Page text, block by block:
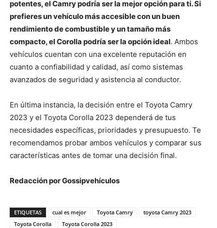
potentes, el Camry podría ser la mejor opción para ti. Si
prefieres un vehículo más accesible con un buen
rendimiento de combustible y un tamaño más
compacto, el Corolla podría ser la opción ideal. Ambos
vehículos cuentan con una excelente reputación en
cuanto a confiabilidad y calidad, así como sistemas
avanzados de seguridad y asistencia al conductor.
En última instancia, la decisión entre el Toyota Camry
2023 y el Toyota Corolla 2023 dependerá de tus
necesidades específicas, prioridades y presupuesto. Te
recomendamos probar ambos vehículos y comparar sus
características antes de tomar una decisión final.
Redacción por Gossipvehículos
ETIQUETAS cual es mejor Toyota Camry
toyota Camry 2023
Toyota Corolla
Toyota Corolla 2023